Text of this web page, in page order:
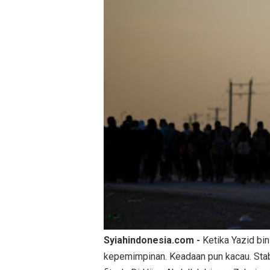
Syiahindonesia.com - Ketika Yazid
kepemimpinan. Keadaan pun kacau.